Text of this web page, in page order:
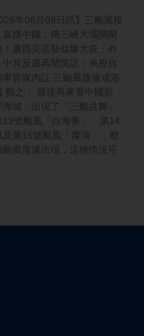
年08月08日訊】三颱風接
撲中國；傳三峽大壩開閘
！廣西災區疑似爆大疫；外
共反腐再鬧笑話；央視自
車官媒內訌 三颱風接連成形
鄭之： 最後再來看中國新
域，出現了「三颱共舞」
號颱風「白海豚」、第14
第15號颱風「燦鴻」，都
颱風接連出現，這種情況可